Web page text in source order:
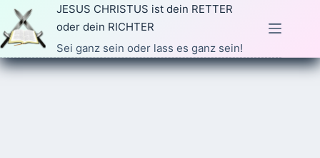
Zum
Inhalt
springen
JESUS CHRISTUS ist dein RETTER
oder dein RICHTER
Sei ganz sein oder lass es ganz sein!